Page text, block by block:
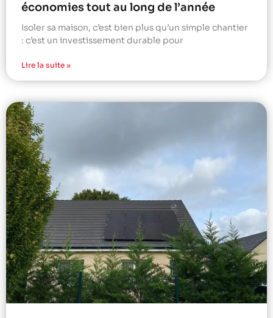
économies tout au long de l’année
Isoler sa maison, c’est bien plus qu’un simple chantier
: c’est un investissement durable pour
Lire la suite »